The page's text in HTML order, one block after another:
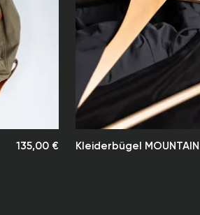
Die
nach
der
Hinweis:
135,00 € Kleiderbügel MOUNTAIN